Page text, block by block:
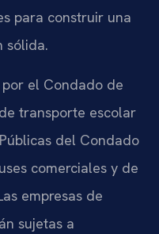
para construir una
sólida.
el Condado de
transporte escolar
del Condado
comerciales y de
empresas de
sujetas a